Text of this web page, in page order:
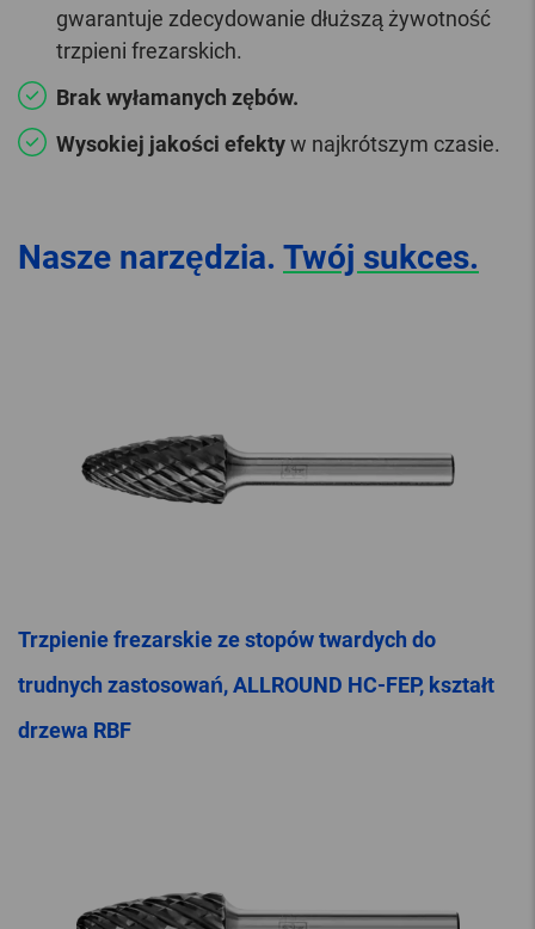
gwarantuje zdecydowanie dłuższą żywotność
trzpieni frezarskich.
Brak wyłamanych zębów.
Wysokiej jakości efektyw najkrótszym czasie.
Nasze narzędzia. Twój sukces.
Trzpienie frezarskie ze stopów twardych do
trudnych zastosowań, ALLROUND HC-FEP, kształt
drzewa RBF